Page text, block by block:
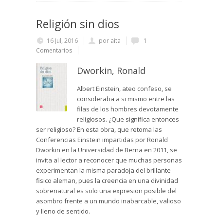
Religión sin dios
16 Jul, 2016 por aita
1
Comentarios
Dworkin, Ronald
Albert Einstein, ateo confeso, se
consideraba a si mismo entre las
filas de los hombres devotamente
religiosos. ¿Que significa entonces
ser religioso? En esta obra, que retoma las
Conferencias Einstein impartidas por Ronald
Dworkin en la Universidad de Berna en 2011, se
invita al lector a reconocer que muchas personas
experimentan la misma paradoja del brillante
fisico aleman, pues la creencia en una divinidad
sobrenatural es solo una expresion posible del
asombro frente a un mundo inabarcable, valioso
y lleno de sentido.